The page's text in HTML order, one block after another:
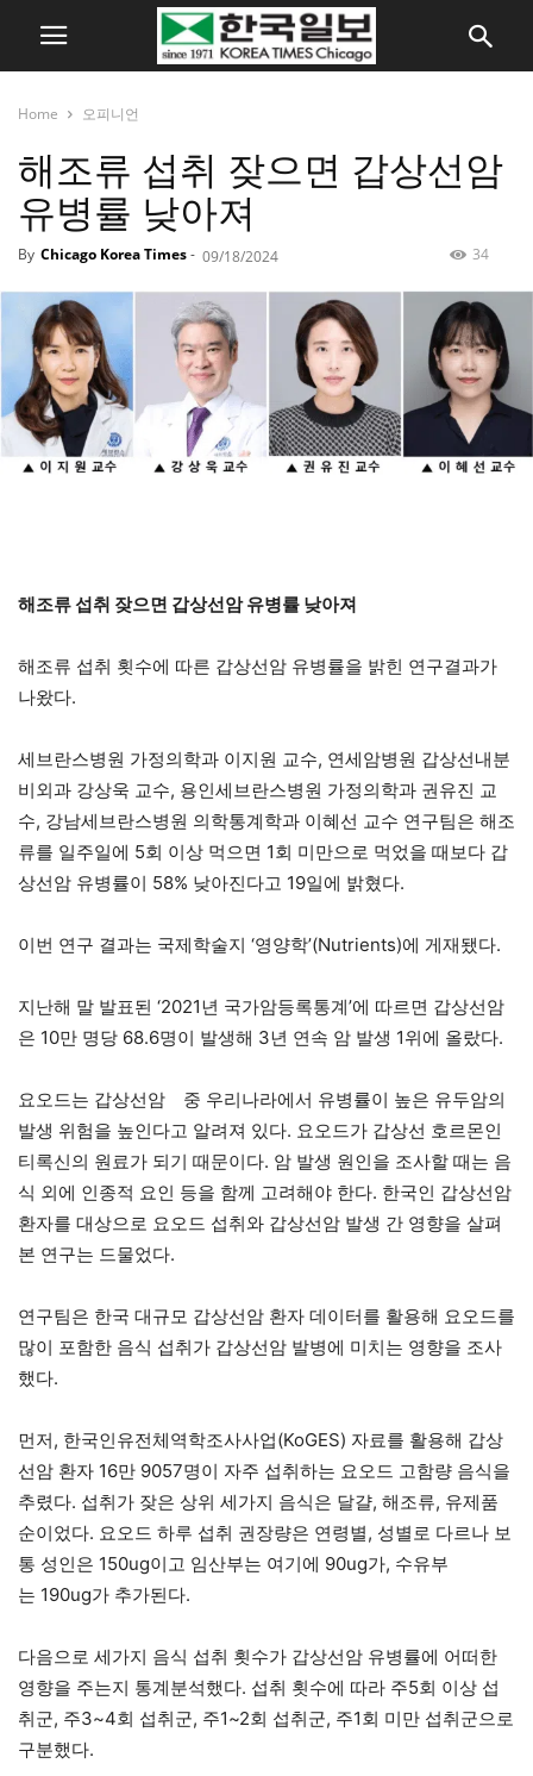
Home 오피니언
해조류 섭취 잦으면 갑상선암
유병률 낮아져
By Chicago Korea Times- 09/18/2024 34
해조류 섭취 잦으면 갑상선암 유병률 낮아져
해조류 섭취 횟수에 따른 갑상선암 유병률을 밝힌 연구결과가
나왔다.
세브란스병원 가정의학과 이지원 교수, 연세암병원 갑상선내분
비외과 강상욱 교수, 용인세브란스병원 가정의학과 권유진 교
수, 강남세브란스병원 의학통계학과 이혜선 교수 연구팀은 해조
류를 일주일에 5회 이상 먹으면 1회 미만으로 먹었을 때보다 갑
상선암 유병률이 58% 낮아진다고 19일에 밝혔다.
이번 연구 결과는 국제학술지 ‘영양학’(Nutrients)에 게재됐다.
지난해 말 발표된 ‘2021년 국가암등록통계’에 따르면 갑상선암
은 10만 명당 68.6명이 발생해 3년 연속 암 발생 1위에 올랐다.
요오드는 갑상선암 중 우리나라에서 유병률이 높은 유두암의
발생 위험을 높인다고 알려져 있다. 요오드가 갑상선 호르몬인
티록신의 원료가 되기 때문이다. 암 발생 원인을 조사할 때는 음
식 외에 인종적 요인 등을 함께 고려해야 한다. 한국인 갑상선암
환자를 대상으로 요오드 섭취와 갑상선암 발생 간 영향을 살펴
본 연구는 드물었다.
연구팀은 한국 대규모 갑상선암 환자 데이터를 활용해 요오드를
많이 포함한 음식 섭취가 갑상선암 발병에 미치는 영향을 조사
했다.
먼저, 한국인유전체역학조사사업(KoGES) 자료를 활용해 갑상
선암 환자 16만 9057명이 자주 섭취하는 요오드 고함량 음식을
추렸다. 섭취가 잦은 상위 세가지 음식은 달걀, 해조류, 유제품
순이었다. 요오드 하루 섭취 권장량은 연령별, 성별로 다르나 보
통 성인은 150ug이고 임산부는 여기에 90ug가, 수유부
는 190ug가 추가된다.
다음으로 세가지 음식 섭취 횟수가 갑상선암 유병률에 어떠한
영향을 주는지 통계분석했다. 섭취 횟수에 따라 주5회 이상 섭
취군, 주3~4회 섭취군, 주1~2회 섭취군, 주1회 미만 섭취군으로
구분했다.